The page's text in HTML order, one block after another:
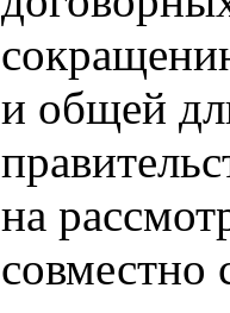
и общей
на